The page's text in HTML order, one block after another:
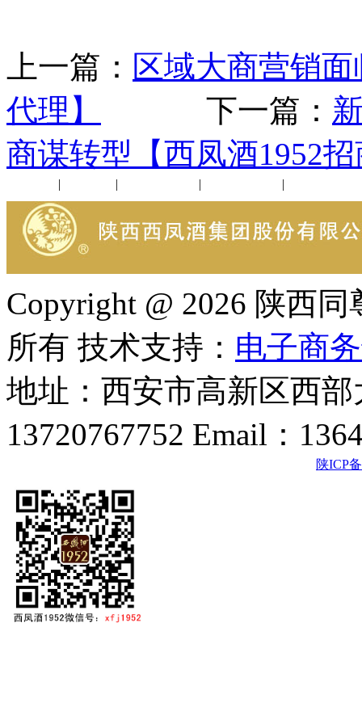
上一篇： 区域大商营销
代理】
下一篇：
商谋转型【西凤酒1952
| | | |
Copyright @ 2026 陕西
所有 技术支持： 电子商
地址：西安市高新区西
13720767752 Email：
陕ICP